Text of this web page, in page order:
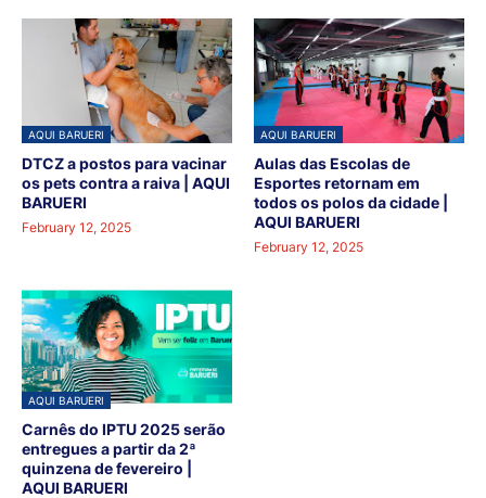
AQUI BARUERI
DTCZ a postos para vacinar
os pets contra a raiva | AQUI
BARUERI
February 12, 2025
AQUI BARUERI
Aulas das Escolas de
Esportes retornam em
todos os polos da cidade |
AQUI BARUERI
February 12, 2025
AQUI BARUERI
Carnês do IPTU 2025 serão
entregues a partir da 2ª
quinzena de fevereiro |
AQUI BARUERI